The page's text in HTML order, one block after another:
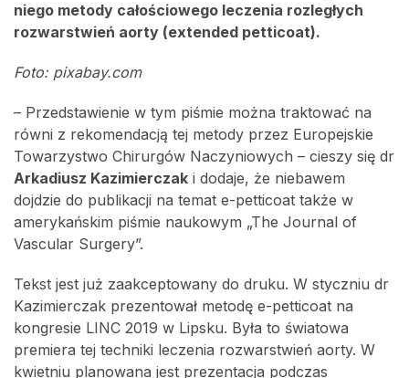
niego metody całościowego leczenia rozległych
rozwarstwień aorty (extended petticoat).
Foto: pixabay.com
– Przedstawienie w tym piśmie można traktować na
równi z rekomendacją tej metody przez Europejskie
Towarzystwo Chirurgów Naczyniowych – cieszy się dr
Arkadiusz Kazimierczak i dodaje, że niebawem
dojdzie do publikacji na temat e-petticoat także w
amerykańskim piśmie naukowym „The Journal of
Vascular Surgery”.
Tekst jest już zaakceptowany do druku. W styczniu dr
Kazimierczak prezentował metodę e-petticoat na
kongresie LINC 2019 w Lipsku. Była to światowa
premiera tej techniki leczenia rozwarstwień aorty. W
kwietniu planowana jest prezentacja podczas